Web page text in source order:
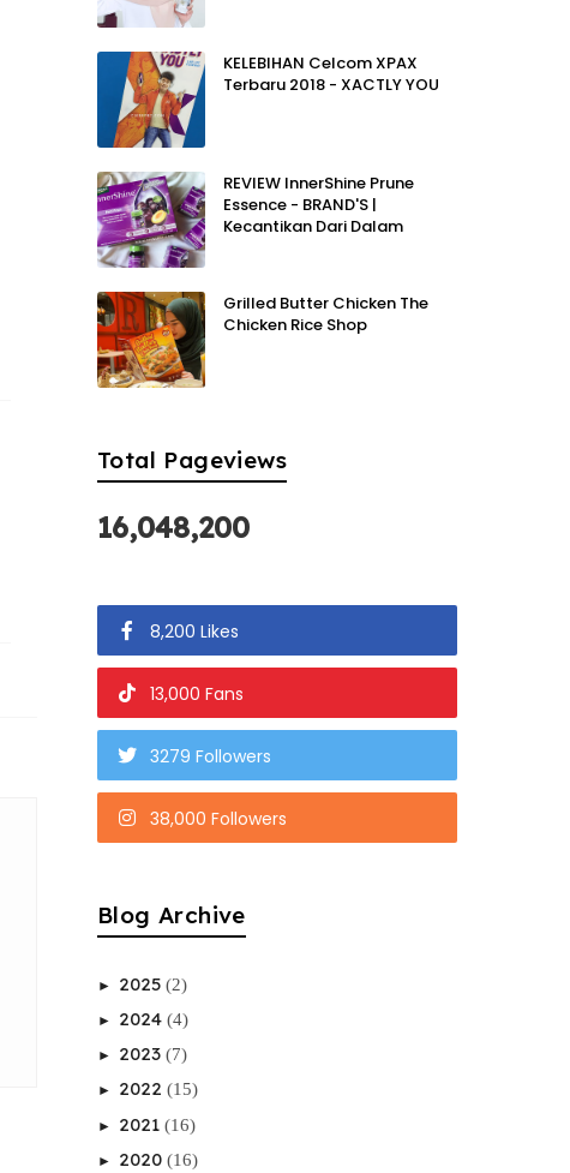
KELEBIHAN Celcom XPAX
Terbaru 2018 - XACTLY YOU
REVIEW InnerShine Prune
Essence - BRAND'S |
Kecantikan Dari Dalam
Grilled Butter Chicken The
Chicken Rice Shop
Total Pageviews
16,048,200
8,200 Likes
13,000 Fans
3279 Followers
38,000 Followers
Blog Archive
► 2025 (2)
► 2024 (4)
► 2023 (7)
► 2022 (15)
► 2021 (16)
► 2020 (16)